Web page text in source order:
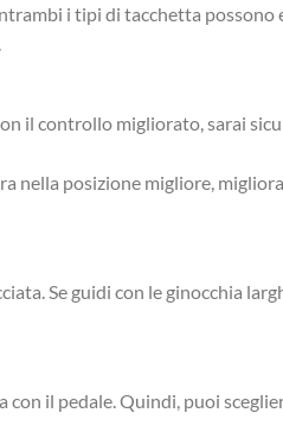
i tipi di tacchetta possono
il controllo migliorato, sarai
nella posizione migliore,
Se guidi con le ginocchia
il pedale. Quindi, puoi